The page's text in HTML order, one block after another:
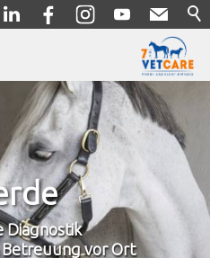
Beratung,
in unserer Praxis